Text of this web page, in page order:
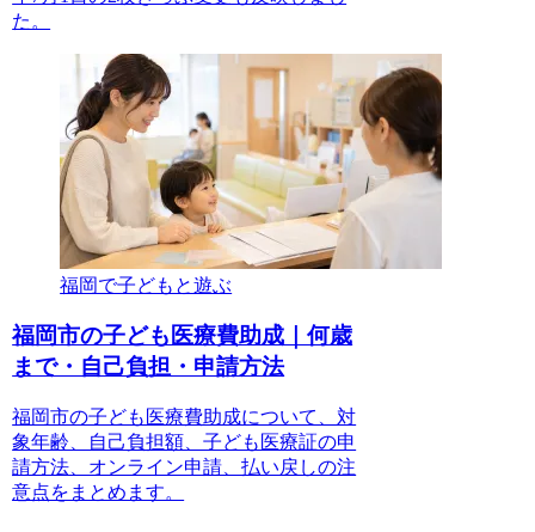
た。
福岡で子どもと遊ぶ
福岡市の子ども医療費助成｜何歳
まで・自己負担・申請方法
福岡市の子ども医療費助成について、対
象年齢、自己負担額、子ども医療証の申
請方法、オンライン申請、払い戻しの注
意点をまとめます。